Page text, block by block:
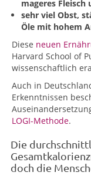
mageres Fleisch
sehr viel Obst,
Öle mit hohem
Diese neuen
Harvard School of
wissenschaftlich
Auch in
Erkenntnissen
LOGI-Methode.
Die
doch die